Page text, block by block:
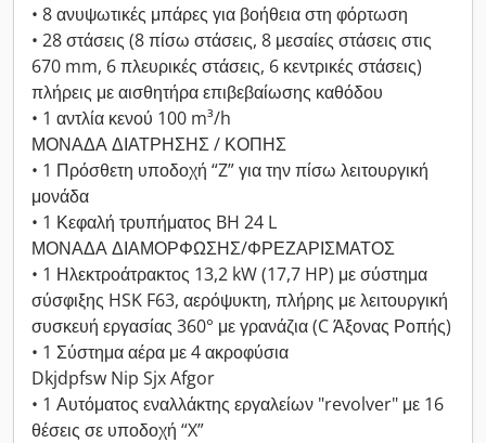
• 8 ανυψωτικές μπάρες για βοήθεια στη φόρτωση
• 28 στάσεις (8 πίσω στάσεις, 8 μεσαίες στάσεις στις
670 mm, 6 πλευρικές στάσεις, 6 κεντρικές στάσεις)
πλήρεις με αισθητήρα επιβεβαίωσης καθόδου
• 1 αντλία κενού 100 m³/h
ΜΟΝΑΔΑ ΔΙΑΤΡΗΣΗΣ / ΚΟΠΗΣ
• 1 Πρόσθετη υποδοχή “Z” για την πίσω λειτουργική
μονάδα
• 1 Κεφαλή τρυπήματος BH 24 L
ΜΟΝΑΔΑ ΔΙΑΜΟΡΦΩΣΗΣ/ΦΡΕΖΑΡΙΣΜΑΤΟΣ
• 1 Ηλεκτροάτρακτος 13,2 kW (17,7 HP) με σύστημα
σύσφιξης HSK F63, αερόψυκτη, πλήρης με λειτουργική
συσκευή εργασίας 360° με γρανάζια (C Άξονας Ροπής)
• 1 Σύστημα αέρα με 4 ακροφύσια
Dkjdpfsw Nip Sjx Afgor
• 1 Αυτόματος εναλλάκτης εργαλείων "revolver" με 16
θέσεις σε υποδοχή “X”